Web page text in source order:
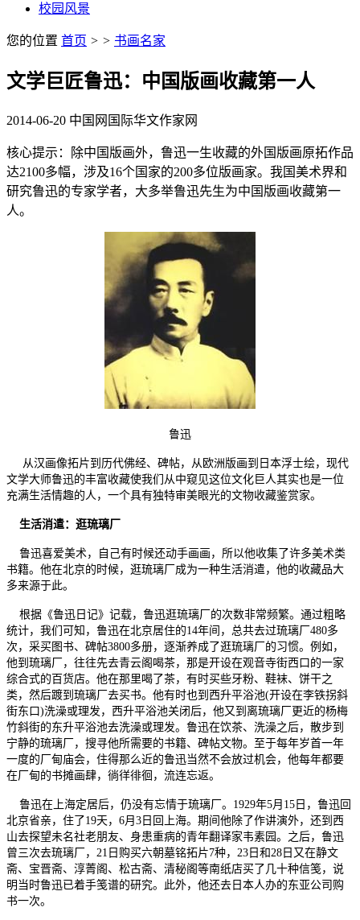
校园风景
您的位置 首页 > > 书画名家
文学巨匠鲁迅：中国版画收藏第一人
2014-06-20 中国网 国际华文作家网
核心提示：除中国版画外，鲁迅一生收藏的外国版画原拓作品
达2100多幅，涉及16个国家的200多位版画家。我国美术界和
研究鲁迅的专家学者，大多举鲁迅先生为中国版画收藏第一
人。
鲁迅
从汉画像拓片到历代佛经、碑帖，从欧洲版画到日本浮士绘，现代
文学大师鲁迅的丰富收藏使我们从中窥见这位文化巨人其实也是一位
充满生活情趣的人，一个具有独特审美眼光的文物收藏鉴赏家。
生活消遣：逛琉璃厂
鲁迅喜爱美术，自己有时候还动手画画，所以他收集了许多美术类
书籍。他在北京的时候，逛琉璃厂成为一种生活消遣，他的收藏品大
多来源于此。
根据《鲁迅日记》记载，鲁迅逛琉璃厂的次数非常频繁。通过粗略
统计，我们可知，鲁迅在北京居住的14年间，总共去过琉璃厂480多
次，采买图书、碑帖3800多册，逐渐养成了逛琉璃厂的习惯。例如，
他到琉璃厂，往往先去青云阁喝茶，那是开设在观音寺街西口的一家
综合式的百货店。他在那里喝了茶，有时买些牙粉、鞋袜、饼干之
类，然后踱到琉璃厂去买书。他有时也到西升平浴池(开设在李铁拐斜
街东口)洗澡或理发，西升平浴池关闭后，他又到离琉璃厂更近的杨梅
竹斜街的东升平浴池去洗澡或理发。鲁迅在饮茶、洗澡之后，散步到
宁静的琉璃厂，搜寻他所需要的书籍、碑帖文物。至于每年岁首一年
一度的厂甸庙会，住得那么近的鲁迅当然不会放过机会，他每年都要
在厂甸的书摊画肆，徜徉徘徊，流连忘返。
鲁迅在上海定居后，仍没有忘情于琉璃厂。1929年5月15日，鲁迅回
北京省亲，住了19天，6月3日回上海。期间他除了作讲演外，还到西
山去探望未名社老朋友、身患重病的青年翻译家韦素园。之后，鲁迅
曾三次去琉璃厂，21日购买六朝墓铭拓片7种，23日和28日又在静文
斋、宝晋斋、淳菁阁、松古斋、清秘阁等南纸店买了几十种信笺，说
明当时鲁迅已着手笺谱的研究。此外，他还去日本人办的东亚公司购
书一次。